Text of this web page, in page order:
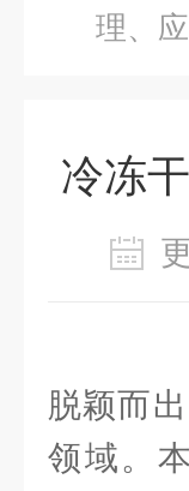
理、
冷冻
在
脱颖而
领域。